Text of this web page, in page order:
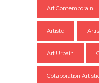
Art Contemporain
Artiste
Art Urbain
Collaboration